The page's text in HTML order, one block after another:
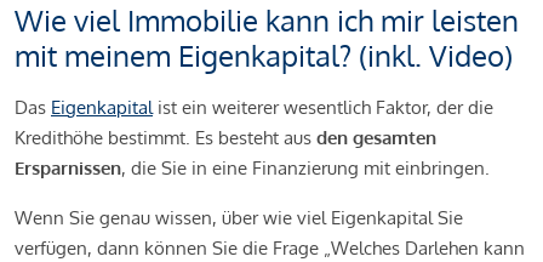
Wie viel Immobilie kann ich mir leisten
mit meinem Eigenkapital? (inkl. Video)
Das Eigenkapitalist ein weiterer wesentlich Faktor, der die
Kredithöhe bestimmt. Es besteht aus den gesamten
Ersparnissen, die Sie in eine Finanzierung mit einbringen.
Wenn Sie genau wissen, über wie viel Eigenkapital Sie
verfügen, dann können Sie die Frage „Welches Darlehen kann